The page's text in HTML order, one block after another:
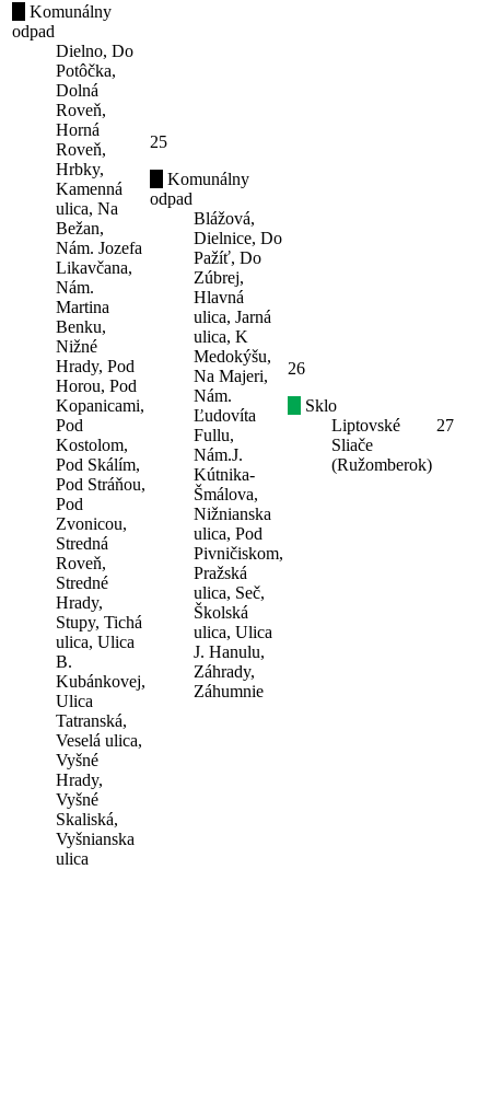
Komunálny
odpad
Dielno, Do
Potôčka,
Dolná
Roveň,
Horná
Roveň,
Hrbky,
Kamenná
ulica, Na
Bežan,
Nám. Jozefa
Likavčana,
Nám.
Martina
Benku,
Nižné
Hrady, Pod
Horou, Pod
Kopanicami,
Pod
Kostolom,
Pod Skálím,
Pod Stráňou,
Pod
Zvonicou,
Stredná
Roveň,
Stredné
Hrady,
Stupy, Tichá
ulica, Ulica
B.
Kubánkovej,
Ulica
Tatranská,
Veselá ulica,
Vyšné
Hrady,
Vyšné
Skaliská,
Vyšnianska
ulica
25
Komunálny
odpad
Blážová,
Dielnice, Do
Pažíť, Do
Zúbrej,
Hlavná
ulica, Jarná
ulica, K
Medokýšu,
Na Majeri,
Nám.
Ľudovíta
Fullu,
Nám.J.
Kútnika-
Šmálova,
Nižnianska
ulica, Pod
Pivničiskom,
Pražská
ulica, Seč,
Školská
ulica, Ulica
J. Hanulu,
Záhrady,
Záhumnie
26
Sklo
Liptovské
Sliače
(Ružomberok)
27